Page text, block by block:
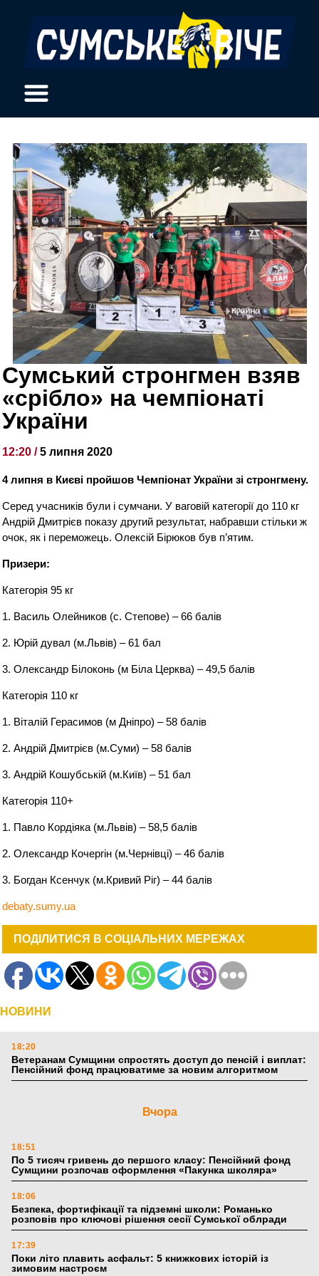
Сумський стронгмен взяв
«срібло» на чемпіонаті
України
12:20 /5 липня 2020
4 липня в Києві пройшов Чемпіонат України зі стронгмену.
Серед учасників були і сумчани. У ваговій категорії до 110 кг
Андрій Дмитрієв показу другий результат, набравши стільки ж
очок, як і переможець. Олексій Бірюков був п’ятим.
Призери:
Категорія 95 кг
1. Василь Олейников (с. Степове) – 66 балів
2. Юрій дувал (м.Львів) – 61 бал
3. Олександр Білоконь (м Біла Церква) – 49,5 балів
Категорія 110 кг
1. Віталій Герасимов (м Дніпро) – 58 балів
2. Андрій Дмитрієв (м.Суми) – 58 балів
3. Андрій Кошубській (м.Київ) – 51 бал
Категорія 110+
1. Павло Кордіяка (м.Львів) – 58,5 балів
2. Олександр Кочергін (м.Чернівці) – 46 балів
3. Богдан Ксенчук (м.Кривий Ріг) – 44 балів
debaty.sumy.ua
ПОДІЛИТИСЯ В СОЦІАЛЬНИХ МЕРЕЖАХ
НОВИНИ
18:20
Ветеранам Сумщини спростять доступ до пенсій і виплат:
Пенсійний фонд працюватиме за новим алгоритмом
Вчора
18:51
По 5 тисяч гривень до першого класу: Пенсійний фонд
Сумщини розпочав оформлення «Пакунка школяра»
18:06
Безпека, фортифікації та підземні школи: Романько
розповів про ключові рішення сесії Сумської облради
17:39
Поки літо плавить асфальт: 5 книжкових історій із
зимовим настроєм